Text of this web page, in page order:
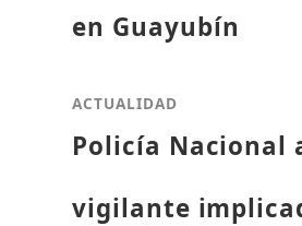
en Guayubín
ACTUALIDAD
Policía Nacional
vigilante